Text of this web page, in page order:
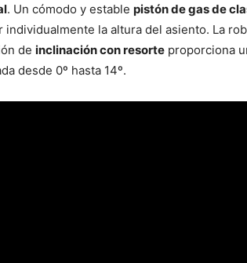
. Un cómodo y estable pistón de gas de
individualmente la altura del asiento. La
de inclinación con resorte proporciona
desde 0º hasta 14º.